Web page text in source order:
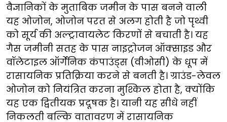
वैज्ञानिकों के मुताबिक जमीन के पास बनने वाली
यह ओजोन, ओजोन परत से अलग होती है जो पृथ्वी
को सूर्य की अल्ट्रावायलेट किरणों से बचाती है। यह
गैस जमीनी सतह के पास नाइट्रोजन ऑक्साइड और
वॉलेटाइल ऑर्गेनिक कंपाउंड्स (वीओसी) के धूप में
रासायनिक प्रतिक्रिया करने से बनती है। ग्राउंड-लेवल
ओजोन को नियंत्रित करना मुश्किल होता है, क्योंकि
यह एक द्वितीयक प्रदूषक है। यानी यह सीधे नहीं
निकलती बल्कि वातावरण में रासायनिक